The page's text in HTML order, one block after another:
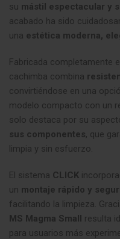
su mástil espectacular y
acabado ha sido
una estética moderna,
Fabricada completamente
cachimba combina
convirtiéndose en una
modelo compacto con un
solo destaca por su
sus componentes, que
limpia y sin esfuerzo.
El sistema CLICK
un montaje rápido y
facilitando la limpieza.
MS Magma Small resulta
para usuarios más